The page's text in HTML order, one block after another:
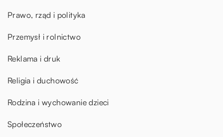
Prawo, rząd i polityka
Przemysł i rolnictwo
Reklama i druk
Religia i duchowość
Rodzina i wychowanie dzieci
Społeczeństwo